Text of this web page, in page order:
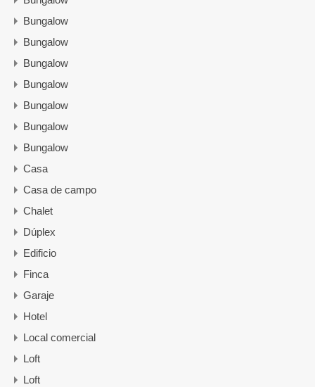
Bungalow
Bungalow
Bungalow
Bungalow
Bungalow
Bungalow
Bungalow
Casa
Casa de campo
Chalet
Dúplex
Edificio
Finca
Garaje
Hotel
Local comercial
Loft
Loft